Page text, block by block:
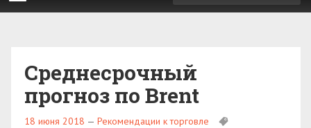
Среднесрочный
прогноз по Brent
18 июня 2018 — Рекомендации к торговле